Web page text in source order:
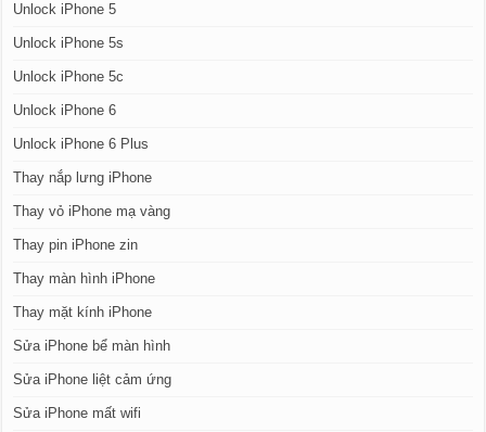
Unlock iPhone 5
Unlock iPhone 5s
Unlock iPhone 5c
Unlock iPhone 6
Unlock iPhone 6 Plus
Thay nắp lưng iPhone
Thay vỏ iPhone mạ vàng
Thay pin iPhone zin
Thay màn hình iPhone
Thay mặt kính iPhone
Sửa iPhone bể màn hình
Sửa iPhone liệt cảm ứng
Sửa iPhone mất wifi